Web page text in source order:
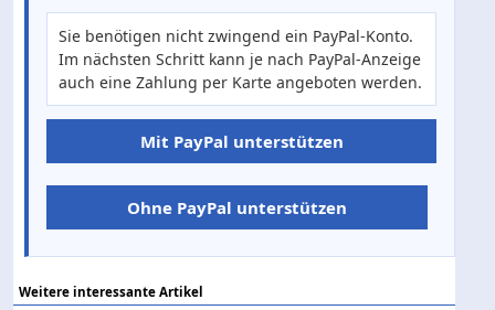
Sie benötigen nicht zwingend ein PayPal-Konto.
Im nächsten Schritt kann je nach PayPal-Anzeige
auch eine Zahlung per Karte angeboten werden.
Mit PayPal unterstützen
Ohne PayPal unterstützen
Weitere interessante Artikel